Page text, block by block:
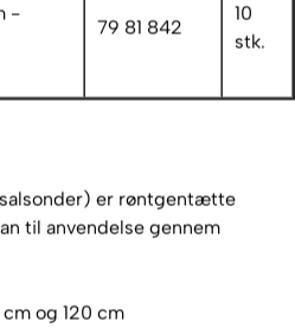
-
79 81 842
10
stk.
er røntgentætte
til anvendelse gennem
og 120 cm